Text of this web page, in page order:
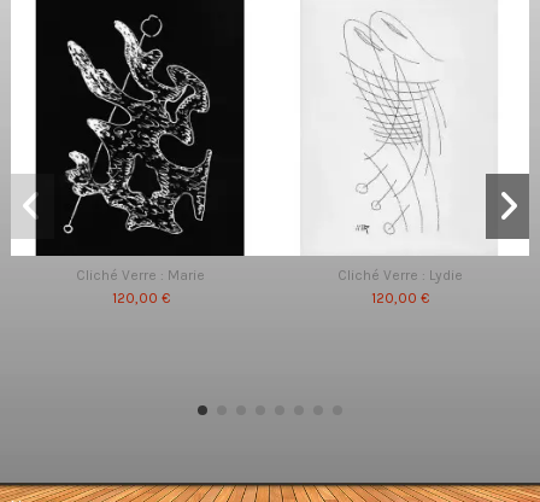
Cliché Verre : Marie
120,00 €
Cliché Verre : Lydie
120,00 €